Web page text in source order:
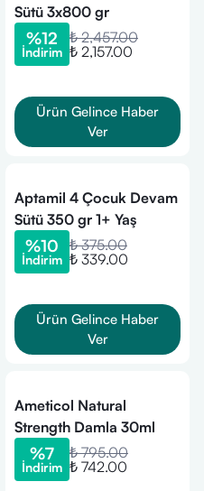
Sütü 3x800 gr
%12
İndirim
₺ 2,457.00
₺ 2,157.00
Ürün Gelince Haber
Ver
Aptamil 4 Çocuk Devam
Sütü 350 gr 1+ Yaş
%10
İndirim
₺ 375.00
₺ 339.00
Ürün Gelince Haber
Ver
Ameticol Natural
Strength Damla 30ml
%7
İndirim
₺ 795.00
₺ 742.00